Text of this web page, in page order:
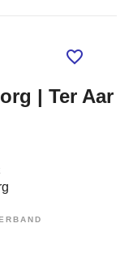
| Ter Aar